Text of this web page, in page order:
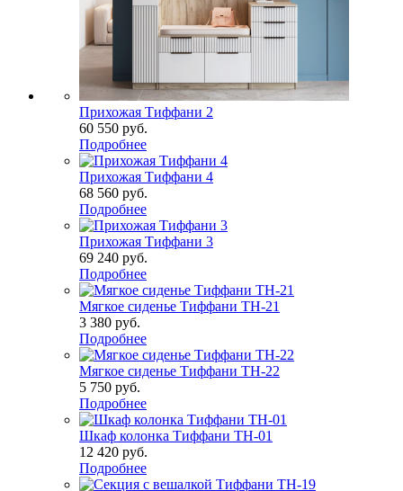
Прихожая Тиффани 2
60 550 руб.
Подробнее
Прихожая Тиффани 4
68 560 руб.
Подробнее
Прихожая Тиффани 3
69 240 руб.
Подробнее
Мягкое сиденье Тиффани ТН-21
3 380 руб.
Подробнее
Мягкое сиденье Тиффани ТН-22
5 750 руб.
Подробнее
Шкаф колонка Тиффани ТН-01
12 420 руб.
Подробнее